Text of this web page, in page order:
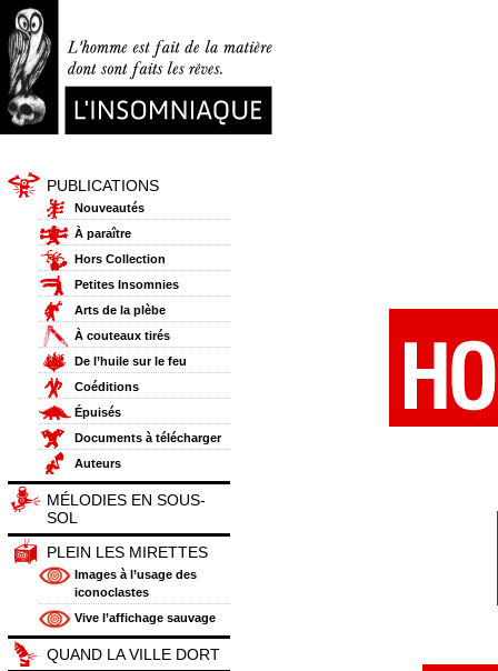
PUBLICATIONS
Nouveautés
À paraître
Hors Collection
Petites Insomnies
Arts de la plèbe
À couteaux tirés
De l’huile sur le feu
Coéditions
Épuisés
Documents à télécharger
Auteurs
MÉLODIES EN SOUS-
SOL
PLEIN LES MIRETTES
Images à l’usage des
iconoclastes
Vive l’affichage sauvage
QUAND LA VILLE DORT